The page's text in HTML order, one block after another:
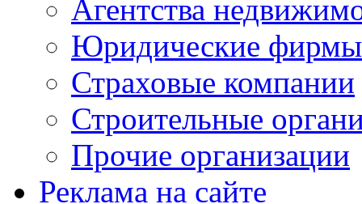
Агентства
Юридические фирмы
Страховые компании
Строительные
Прочие организации
Реклама на сайте